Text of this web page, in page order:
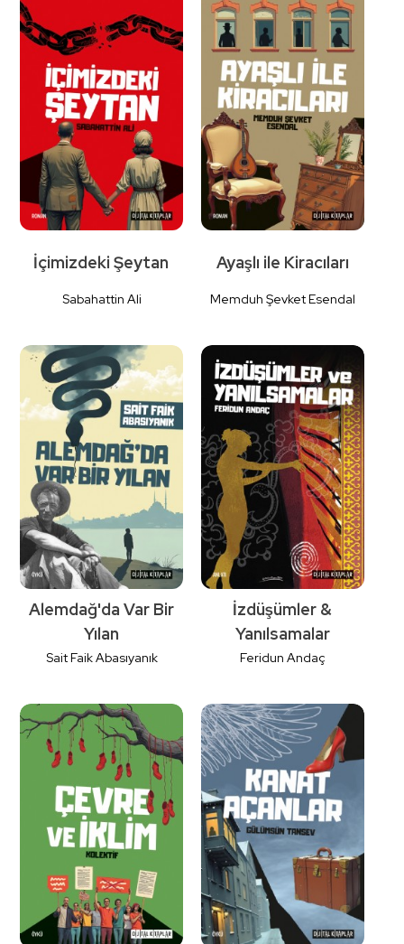
Detaylı İncele Detaylı İncele
Detaylı İncele
İçimizdeki Şeytan
Sabahattin Ali
Detaylı İncele
Ayaşlı ile Kiracıları
Memduh Şevket Esendal
Detaylı İncele
Alemdağ'da Var Bir
Yılan
Sait Faik Abasıyanık
Detaylı İncele
İzdüşümler &
Yanılsamalar
Feridun Andaç